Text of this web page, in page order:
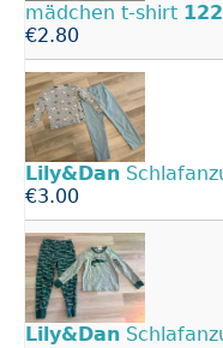
mädchen t-shirt
€2.80
Lily&Dan
€3.00
Lily&Dan